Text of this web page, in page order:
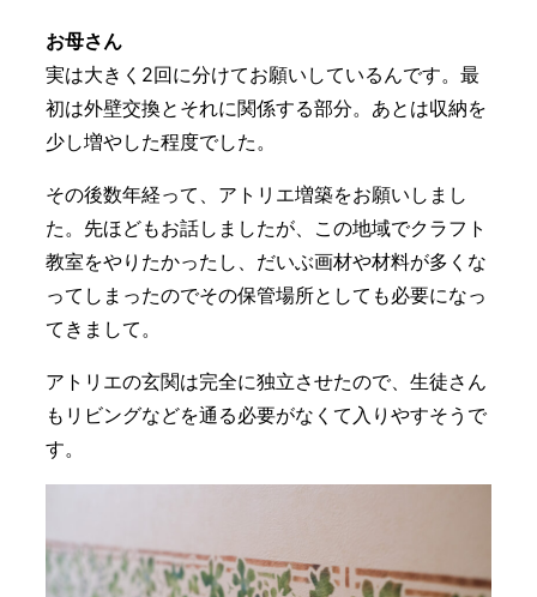
お母さん
実は大きく2回に分けてお願いしているんです。最
初は外壁交換とそれに関係する部分。あとは収納を
少し増やした程度でした。
その後数年経って、アトリエ増築をお願いしまし
た。先ほどもお話しましたが、この地域でクラフト
教室をやりたかったし、だいぶ画材や材料が多くな
ってしまったのでその保管場所としても必要になっ
てきまして。
アトリエの玄関は完全に独立させたので、生徒さん
もリビングなどを通る必要がなくて入りやすそうで
す。